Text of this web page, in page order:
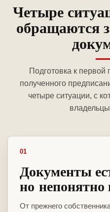
Четыре
обращаются
Подготовка к первой
полученного
четыре ситуации, с
01
Документы
но непонятно
От прежнего